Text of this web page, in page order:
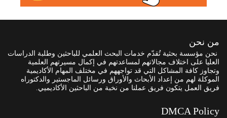
من نحن
نحن مؤسسة بحثية تُقدّم خدمات البحث العلمي للباحثين وطلبة الدراسات
العليا على اختلاف مجالاتهم لمساعدتهم في إكمال مسيرتهم العلمية
وتجاوز كافة المشاكل التي قد تواجههم في مختلف المهام الأكاديمية
الموكلة لهم من إعداد الأبحاث والأوراق ورسائل الماجستير والدكتوراه
فريق العمل يتكون فريق عملنا من نخبة من الباحثين الأكاديميي.
DMCA Policy